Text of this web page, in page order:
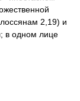
2,19) и
в одном лице